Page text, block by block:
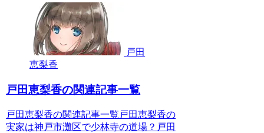
戸田
恵梨香
戸田恵梨香の関連記事一覧
戸田恵梨香の関連記事一覧戸田恵梨香の
実家は神戸市灘区で少林寺の道場？戸田